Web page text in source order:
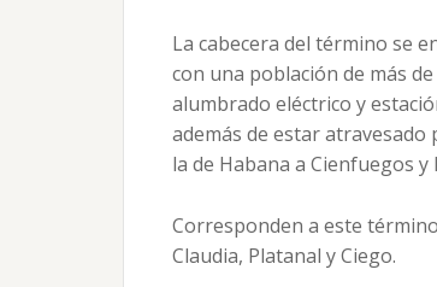
La cabecera del término se
con una población de más
alumbrado eléctrico y
además de estar
la de Habana a Cienfuegos y
Corresponden a este
Claudia, Platanal y Ciego.